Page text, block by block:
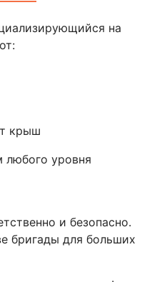
на
крыш
уровня
и безопасно.
бригады для больших